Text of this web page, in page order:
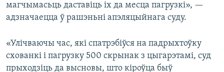
магчымасьць даставіць іх да месца пагрузкі», —
адзначаецца ў рашэньні апэляцыйнага суду.
«Улічваючы час, які спатрэбіўся на падрыхтоўку
схованкі і пагрузку 500 скрынак з цыгарэтамі, суд
прыходзіць да высновы, што кіроўца быў